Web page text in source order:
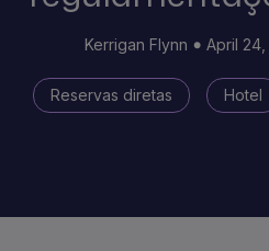
Kerrigan Flynn April
Reservas diretas Hotel